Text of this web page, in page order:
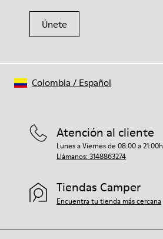
Únete
Atención al cliente
Lunes a Viernes de 08:00 a 21:00h
Llámanos: 3148863274
Tiendas Camper
Encuentra tu tienda más cercana
Colombia / Español